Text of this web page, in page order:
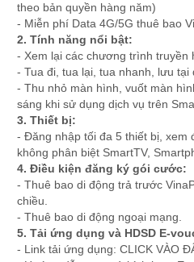
theo bản quyền hàng năm)
- Miễn phí Data 4G/5G thuê bao
2. Tính năng nổi bật:
- Xem lại các chương trình truyền
- Tua đi, tua lại, tua nhanh, lưu tại
- Thu nhỏ màn hình, vuốt màn
sáng khi sử dụng dịch vụ trên
3. Thiết bị:
- Đăng nhập tối đa 5 thiết bị, xem
không phân biệt SmartTV,
4. Điều kiện đăng ký gói cước:
- Thuê bao di động trả trước
chiều.
- Thuê bao di động ngoại mạng.
5. Tải ứng dụng và HDSD E-
- Link tải ứng dụng: CLICK VÀO